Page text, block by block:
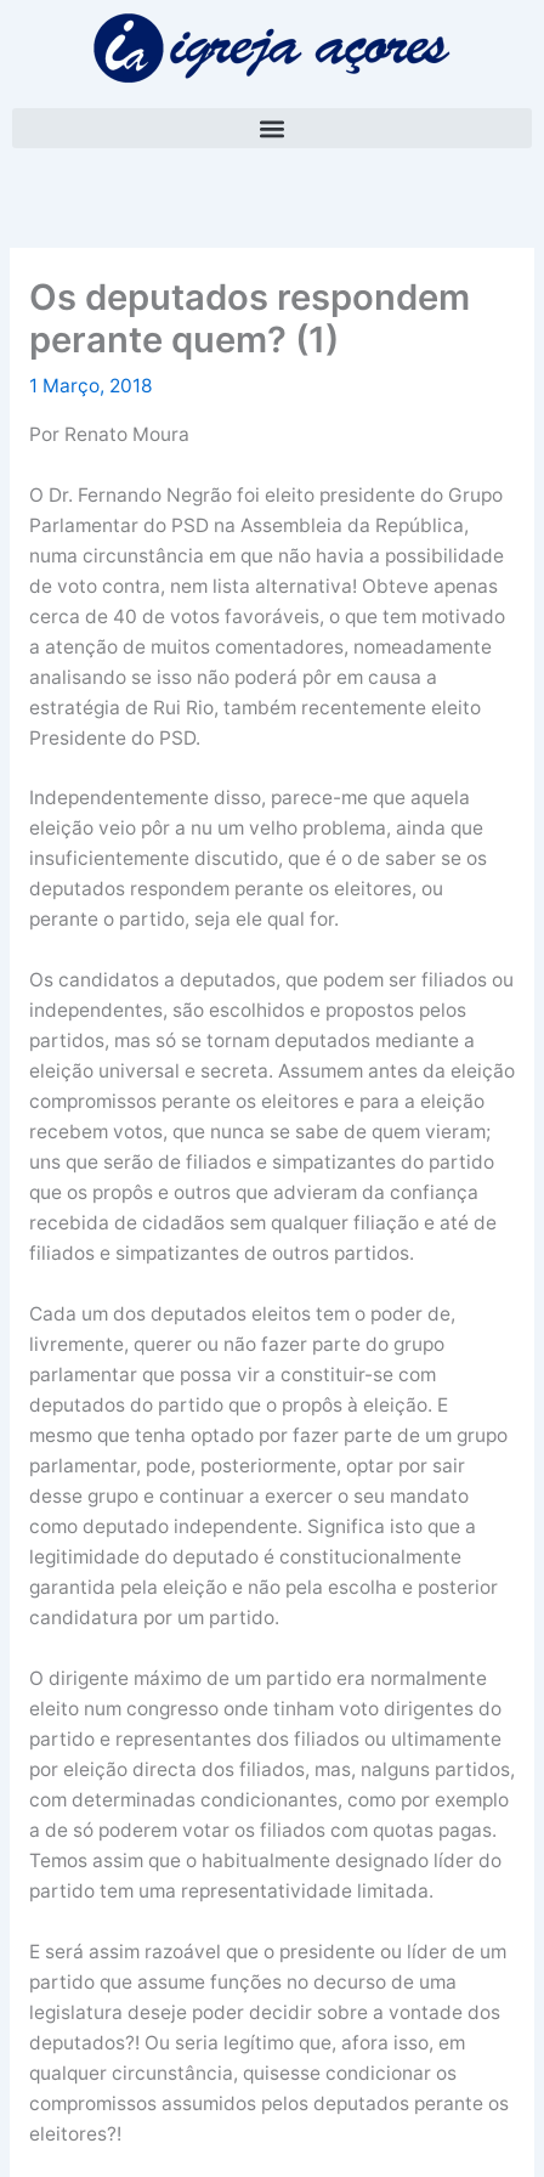
Os deputados respondem
perante quem? (1)
1 Março, 2018
Por Renato Moura
O Dr. Fernando Negrão foi eleito presidente do Grupo
Parlamentar do PSD na Assembleia da República,
numa circunstância em que não havia a possibilidade
de voto contra, nem lista alternativa! Obteve apenas
cerca de 40 de votos favoráveis, o que tem motivado
a atenção de muitos comentadores, nomeadamente
analisando se isso não poderá pôr em causa a
estratégia de Rui Rio, também recentemente eleito
Presidente do PSD.
Independentemente disso, parece-me que aquela
eleição veio pôr a nu um velho problema, ainda que
insuficientemente discutido, que é o de saber se os
deputados respondem perante os eleitores, ou
perante o partido, seja ele qual for.
Os candidatos a deputados, que podem ser filiados ou
independentes, são escolhidos e propostos pelos
partidos, mas só se tornam deputados mediante a
eleição universal e secreta. Assumem antes da eleição
compromissos perante os eleitores e para a eleição
recebem votos, que nunca se sabe de quem vieram;
uns que serão de filiados e simpatizantes do partido
que os propôs e outros que advieram da confiança
recebida de cidadãos sem qualquer filiação e até de
filiados e simpatizantes de outros partidos.
Cada um dos deputados eleitos tem o poder de,
livremente, querer ou não fazer parte do grupo
parlamentar que possa vir a constituir-se com
deputados do partido que o propôs à eleição. E
mesmo que tenha optado por fazer parte de um grupo
parlamentar, pode, posteriormente, optar por sair
desse grupo e continuar a exercer o seu mandato
como deputado independente. Significa isto que a
legitimidade do deputado é constitucionalmente
garantida pela eleição e não pela escolha e posterior
candidatura por um partido.
O dirigente máximo de um partido era normalmente
eleito num congresso onde tinham voto dirigentes do
partido e representantes dos filiados ou ultimamente
por eleição directa dos filiados, mas, nalguns partidos,
com determinadas condicionantes, como por exemplo
a de só poderem votar os filiados com quotas pagas.
Temos assim que o habitualmente designado líder do
partido tem uma representatividade limitada.
E será assim razoável que o presidente ou líder de um
partido que assume funções no decurso de uma
legislatura deseje poder decidir sobre a vontade dos
deputados?! Ou seria legítimo que, afora isso, em
qualquer circunstância, quisesse condicionar os
compromissos assumidos pelos deputados perante os
eleitores?!